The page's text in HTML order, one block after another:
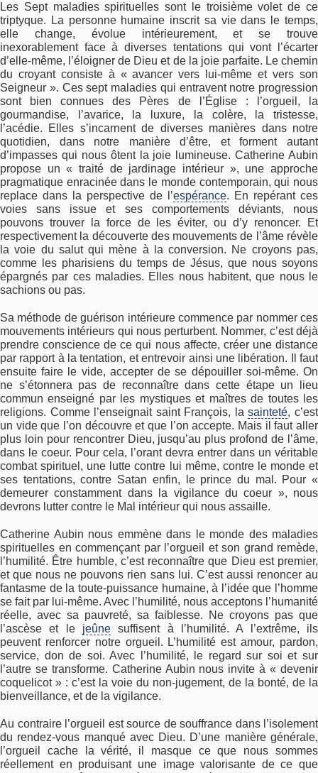
Les Sept maladies spirituelles sont le troisième volet de ce
triptyque. La personne humaine inscrit sa vie dans le temps,
elle change, évolue intérieurement, et se trouve
inexorablement face à diverses tentations qui vont l’écarter
d’elle-même, l’éloigner de Dieu et de la joie parfaite. Le chemin
du croyant consiste à « avancer vers lui-même et vers son
Seigneur ». Ces sept maladies qui entravent notre progression
sont bien connues des Pères de l’Église : l’orgueil, la
gourmandise, l’avarice, la luxure, la colère, la tristesse,
l’acédie. Elles s’incarnent de diverses manières dans notre
quotidien, dans notre manière d’être, et forment autant
d’impasses qui nous ôtent la joie lumineuse. Catherine Aubin
propose un « traité de jardinage intérieur », une approche
pragmatique enracinée dans le monde contemporain, qui nous
replace dans la perspective de l’espérance. En repérant ces
voies sans issue et ses comportements déviants, nous
pouvons trouver la force de les éviter, ou d’y renoncer. Et
respectivement la découverte des mouvements de l’âme révèle
la voie du salut qui mène à la conversion. Ne croyons pas,
comme les pharisiens du temps de Jésus, que nous soyons
épargnés par ces maladies. Elles nous habitent, que nous le
sachions ou pas.
Sa méthode de guérison intérieure commence par nommer ces
mouvements intérieurs qui nous perturbent. Nommer, c’est déjà
prendre conscience de ce qui nous affecte, créer une distance
par rapport à la tentation, et entrevoir ainsi une libération. Il faut
ensuite faire le vide, accepter de se dépouiller soi-même. On
ne s’étonnera pas de reconnaître dans cette étape un lieu
commun enseigné par les mystiques et maîtres de toutes les
religions. Comme l’enseignait saint François, lasainteté, c’est
un vide que l’on découvre et que l’on accepte. Mais il faut aller
plus loin pour rencontrer Dieu, jusqu’au plus profond de l’âme,
dans le coeur. Pour cela, l’orant devra entrer dans un véritable
combat spirituel, une lutte contre lui même, contre le monde et
ses tentations, contre Satan enfin, le prince du mal. Pour «
demeurer constamment dans la vigilance du coeur », nous
devrons lutter contre le Mal intérieur qui nous assaille.
Catherine Aubin nous emmène dans le monde des maladies
spirituelles en commençant par l’orgueil et son grand remède,
l’humilité. Être humble, c’est reconnaître que Dieu est premier,
et que nous ne pouvons rien sans lui. C’est aussi renoncer au
fantasme de la toute-puissance humaine, à l’idée que l’homme
se fait par lui-même. Avec l’humilité, nous acceptons l’humanité
réelle, avec sa pauvreté, sa faiblesse. Ne croyons pas que
l’ascèse et le jeûne suffisent à l’humilité. A l’extrême, ils
peuvent renforcer notre orgueil. L’humilité est amour, pardon,
service, don de soi. Avec l’humilité, le regard sur soi et sur
l’autre se transforme. Catherine Aubin nous invite à « devenir
coquelicot » : c’est la voie du non-jugement, de la bonté, de la
bienveillance, et de la vigilance.
Au contraire l’orgueil est source de souffrance dans l’isolement
du rendez-vous manqué avec Dieu. D’une manière générale,
l’orgueil cache la vérité, il masque ce que nous sommes
réellement en produisant une image valorisante de ce que